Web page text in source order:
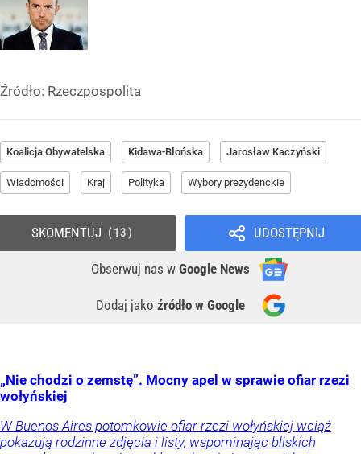
Źródło: Rzeczpospolita
Koalicja Obywatelska Kidawa-Błońska Jarosław Kaczyński
Wiadomości Kraj Polityka Wybory prezydenckie
UDOSTĘPNIJ
Obserwuj nas w Google News
Dodaj jako źródło w Google
SKOMENTUJ 13
„Nie chodzi o zemstę”. Mocny apel w sprawie ofiar rzezi
wołyńskiej
W Buenos Aires potomkowie ofiar rzezi wołyńskiej wciąż
pokazują rodzinne zdjęcia i listy, wspominając bliskich